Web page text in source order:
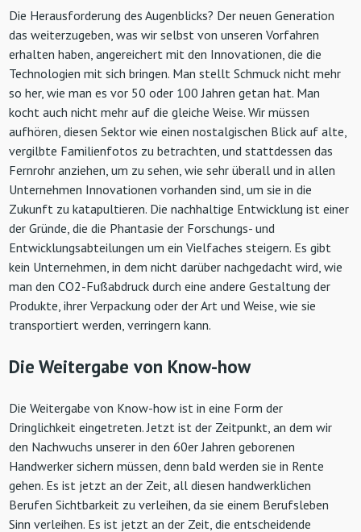
Die Herausforderung des Augenblicks? Der neuen Generation
das weiterzugeben, was wir selbst von unseren Vorfahren
erhalten haben, angereichert mit den Innovationen, die die
Technologien mit sich bringen. Man stellt Schmuck nicht mehr
so her, wie man es vor 50 oder 100 Jahren getan hat. Man
kocht auch nicht mehr auf die gleiche Weise. Wir müssen
aufhören, diesen Sektor wie einen nostalgischen Blick auf alte,
vergilbte Familienfotos zu betrachten, und stattdessen das
Fernrohr anziehen, um zu sehen, wie sehr überall und in allen
Unternehmen Innovationen vorhanden sind, um sie in die
Zukunft zu katapultieren. Die nachhaltige Entwicklung ist einer
der Gründe, die die Phantasie der Forschungs- und
Entwicklungsabteilungen um ein Vielfaches steigern. Es gibt
kein Unternehmen, in dem nicht darüber nachgedacht wird, wie
man den CO2-Fußabdruck durch eine andere Gestaltung der
Produkte, ihrer Verpackung oder der Art und Weise, wie sie
transportiert werden, verringern kann.
Die Weitergabe von Know-how
Die Weitergabe von Know-how ist in eine Form der
Dringlichkeit eingetreten. Jetzt ist der Zeitpunkt, an dem wir
den Nachwuchs unserer in den 60er Jahren geborenen
Handwerker sichern müssen, denn bald werden sie in Rente
gehen. Es ist jetzt an der Zeit, all diesen handwerklichen
Berufen Sichtbarkeit zu verleihen, da sie einem Berufsleben
Sinn verleihen. Es ist jetzt an der Zeit, die entscheidende